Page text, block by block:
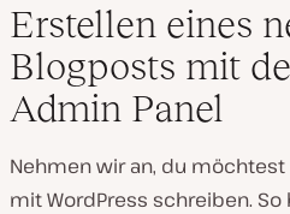
Erstellen eines
Blogposts mit
Admin Panel
Nehmen wir an, du
mit WordPress schreiben.